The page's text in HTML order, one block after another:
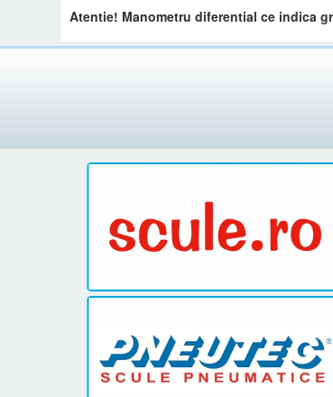
Atentie! Manometru diferential ce indica